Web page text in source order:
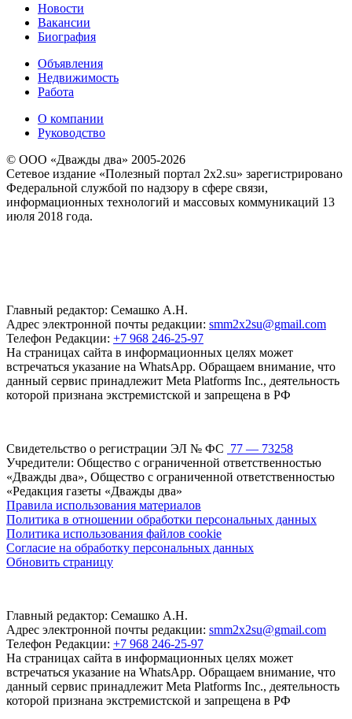
Новости
Вакансии
Биография
Объявления
Недвижимость
Работа
О компании
Руководство
© ООО «Дважды два» 2005-2026
Сетевое издание «Полезный портал 2x2.su» зарегистрировано
Федеральной службой по надзору в сфере связи,
информационных технологий и массовых коммуникаций 13
июля 2018 года.
Главный редактор: Семашко А.Н.
Адрес электронной почты редакции: smm2x2su@gmail.com
Телефон Редакции: +7 968 246-25-97
На страницах сайта в информационных целях может
встречаться указание на WhatsApp. Обращаем внимание, что
данный сервис принадлежит Meta Platforms Inc., деятельность
которой признана экстремистской и запрещена в РФ
Свидетельство о регистрации ЭЛ № ФС 77 — 73258
Учредители: Общество с ограниченной ответственностью
«Дважды два», Общество с ограниченной ответственностью
«Редакция газеты «Дважды два»
Правила использования материалов
Политика в отношении обработки персональных данных
Политика использования файлов cookie
Согласие на обработку персональных данных
Обновить страницу
Главный редактор: Семашко А.Н.
Адрес электронной почты редакции: smm2x2su@gmail.com
Телефон Редакции: +7 968 246-25-97
На страницах сайта в информационных целях может
встречаться указание на WhatsApp. Обращаем внимание, что
данный сервис принадлежит Meta Platforms Inc., деятельность
которой признана экстремистской и запрещена в РФ